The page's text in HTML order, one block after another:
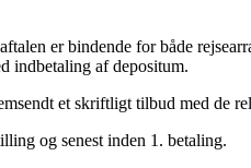
er bindende for både
indbetaling af depositum.
et skriftligt tilbud med de
og senest inden 1. betaling.